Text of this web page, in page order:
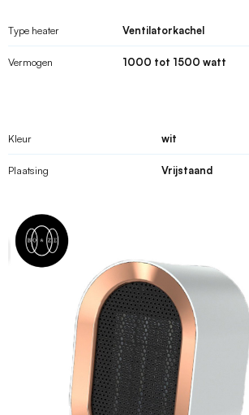
Type heater Ventilatorkachel
Vermogen 1000 tot 1500 watt
Kleur wit
Plaatsing Vrijstaand